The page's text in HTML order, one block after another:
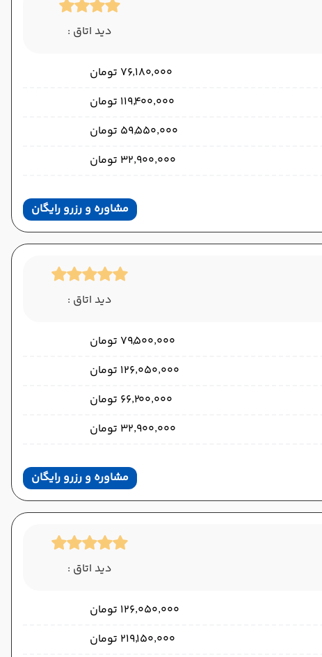
دید اتاق :
۷۶٬۱۸۰٬۰۰۰ تومان
۱۱۹٬۴۰۰٬۰۰۰ تومان
۵۹٬۵۵۰٬۰۰۰ تومان
۳۲٬۹۰۰٬۰۰۰ تومان
مشاوره و رزرو رایگان
دید اتاق :
۷۹٬۵۰۰٬۰۰۰ تومان
۱۲۶٬۰۵۰٬۰۰۰ تومان
۶۶٬۲۰۰٬۰۰۰ تومان
۳۲٬۹۰۰٬۰۰۰ تومان
مشاوره و رزرو رایگان
دید اتاق :
۱۲۶٬۰۵۰٬۰۰۰ تومان
۲۱۹٬۱۵۰٬۰۰۰ تومان